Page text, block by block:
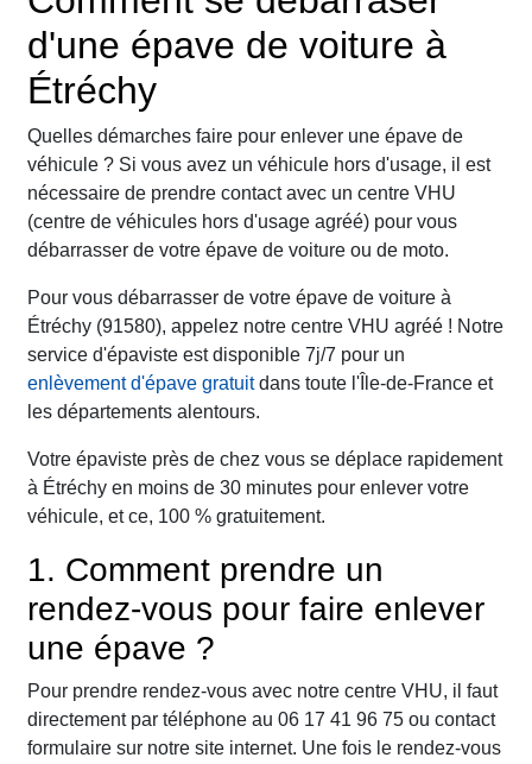
d'une épave de voiture à
Étréchy
Quelles démarches faire pour enlever une épave de
véhicule ? Si vous avez un véhicule hors d'usage, il est
nécessaire de prendre contact avec un centre VHU
(centre de véhicules hors d'usage agréé) pour vous
débarrasser de votre épave de voiture ou de moto.
Pour vous débarrasser de votre épave de voiture à
Étréchy (91580), appelez notre centre VHU agréé ! Notre
service d'épaviste est disponible 7j/7 pour un
enlèvement d'épave gratuitdans toute l'Île-de-France et
les départements alentours.
Votre épaviste près de chez vous se déplace rapidement
à Étréchy en moins de 30 minutes pour enlever votre
véhicule, et ce, 100 % gratuitement.
1. Comment prendre un
rendez-vous pour faire enlever
une épave ?
Pour prendre rendez-vous avec notre centre VHU, il faut
directement par téléphone au 06 17 41 96 75 ou contact
formulaire sur notre site internet. Une fois le rendez-vous